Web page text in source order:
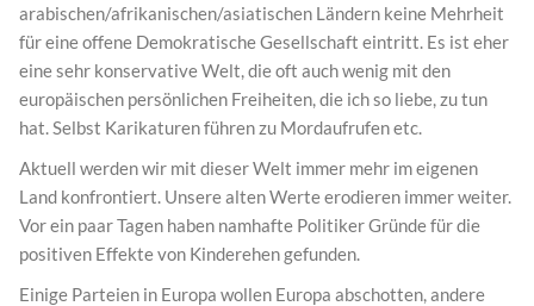
arabischen/afrikanischen/asiatischen Ländern keine Mehrheit
für eine offene Demokratische Gesellschaft eintritt. Es ist eher
eine sehr konservative Welt, die oft auch wenig mit den
europäischen persönlichen Freiheiten, die ich so liebe, zu tun
hat. Selbst Karikaturen führen zu Mordaufrufen etc.
Aktuell werden wir mit dieser Welt immer mehr im eigenen
Land konfrontiert. Unsere alten Werte erodieren immer weiter.
Vor ein paar Tagen haben namhafte Politiker Gründe für die
positiven Effekte von Kinderehen gefunden.
Einige Parteien in Europa wollen Europa abschotten, andere